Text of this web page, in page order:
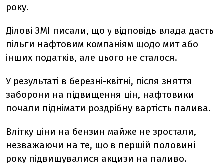
року.
Ділові ЗМІ писали, що у відповідь влада дасть
пільги нафтовим компаніям щодо мит або
інших податків, але цього не сталося.
У результаті в березні-квітні, після зняття
заборони на підвищення цін, нафтовики
почали піднімати роздрібну вартість палива.
Влітку ціни на бензин майже не зростали,
незважаючи на те, що в першій половині
року підвищувалися акцизи на паливо.